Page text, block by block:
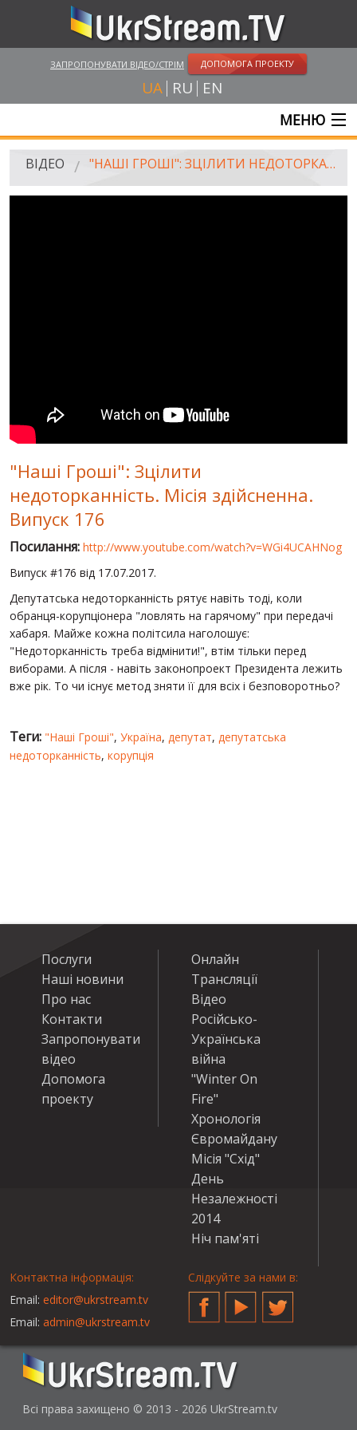
ЗАПРОПОНУВАТИ ВІДЕО/СТРІМ ДОПОМОГА ПРОЕКТУ
UA RU EN
МЕНЮ
ГОЛОВНА
ПУБЛІЧНІ ЛЮДИ
РОСІЙСЬКО-УКРАЇНСЬКА ВІЙНА
"WINTER ON FIRE"
ХРОНОЛОГІЯ ЄВРОМАЙДАНУ
ВІДЕО "НАШІ ГРОШІ": ЗЦІЛИТИ НЕДОТОРКАННІСТЬ. МІСІЯ ЗДІЙСНЕННА. ВИПУСК 176
"Наші Гроші": Зцілити
недоторканність. Місія здійсненна.
Випуск 176
Посилання: http://www.youtube.com/watch?v=WGi4UCAHNog
Випуск #176 від 17.07.2017.
Депутатська недоторканність рятує навіть тоді, коли
обранця-корупціонера "ловлять на гарячому" при передачі
хабаря. Майже кожна політсила наголошує:
"Недоторканність треба відмінити!", втім тільки перед
виборами. А після - навіть законопроект Президента лежить
вже рік. То чи існує метод зняти її для всіх і безповоротньо?
Теги: "Наші Гроші", Україна, депутат, депутатська
недоторканність, корупція
Послуги
Наші новини
Про нас
Контакти
Запропонувати
відео
Допомога
проекту
Онлайн
Трансляції
Відео
Російсько-
Українська
війна
"Winter On
Fire"
Хронологія
Євромайдану
Місія "Схід"
День
Незалежності
2014
Ніч пам'яті
Контактна інформація:
Email: editor@ukrstream.tv
Email: admin@ukrstream.tv
Слідкуйте за нами в:
FacebookYouTubeTwitter
Всі права захищено © 2013 - 2026 UkrStream.tv